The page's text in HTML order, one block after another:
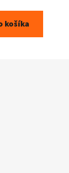
košíka